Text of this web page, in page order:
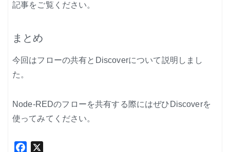
記事をご覧ください。
まとめ
今回はフローの共有とDiscoverについて説明しまし
た。
Node-REDのフローを共有する際にはぜひDiscoverを
使ってみてください。
Facebook